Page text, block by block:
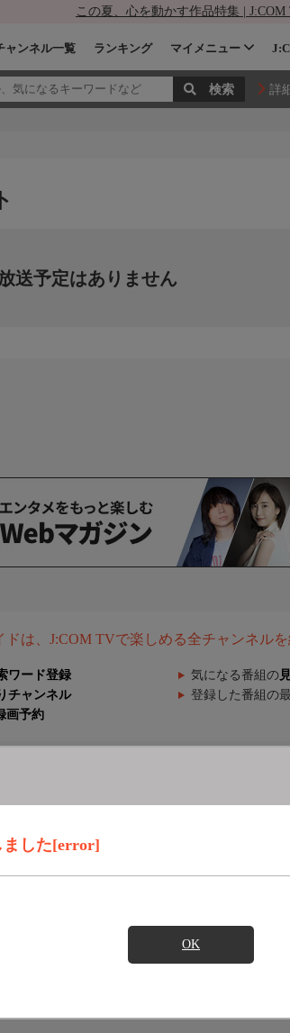
この夏、心を動かす作品特集 | J:COM
ャンネル一覧 ランキング マイメニュー
詳
ました[error]
OK
送予定はありません
ドは、J:COM TVで楽しめる全チャンネル
ワード登録 気になる番組の
チャンネル 登録した番組の
画予約
ます。
LLCおよび／またはその関連会社の日本国
断複写・転載を禁じます。
の公式情報である
許されているマークです。